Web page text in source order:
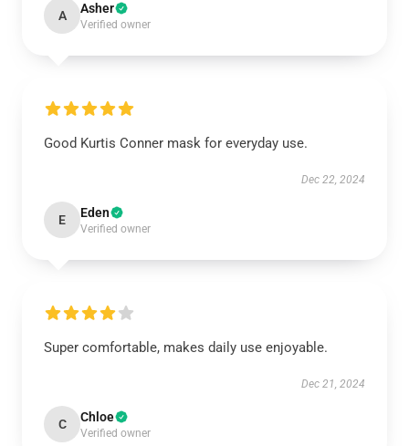
A Asher
Verified owner
Good Kurtis Conner mask for everyday use.
Dec 22, 2024
E Eden
Verified owner
Super comfortable, makes daily use enjoyable.
Dec 21, 2024
C Chloe
Verified owner